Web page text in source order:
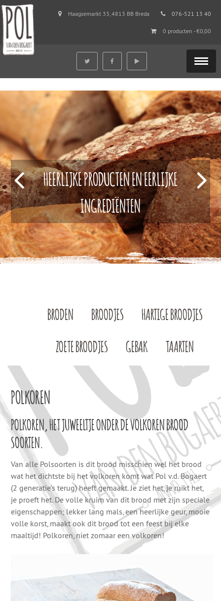
Haagsemarkt 33, 4813 BB Breda 076-521 13 40
0 producten -€0,00
HEERLIJKE PRODUCTEN EN EERLIJKE
INGREDIËNTEN
BRODEN BROODJES HARTIGE BROODJES
ZOETE BROODJES GEBAK TAARTEN
POLKOREN
POLKOREN, HET JUWEELTJE ONDER DE VOLKOREN BROOD
SOORTEN.
Van alle Polsoorten is dit brood misschien wel het brood
wat het dichtste bij het volkoren komt wat Pol v.d. Bogaert
(2 generatie’s terug) heeft gemaakt. Je ziet het, je ruikt het,
je proeft het. De volle kruim van dit brood met zijn speciale
eigenschappen; lekker lang mals, een heerlijke geur, mooie
volle korst, maakt ook dit brood tot een feest bij elke
maaltijd! Polkoren, niet zomaar een volkoren!